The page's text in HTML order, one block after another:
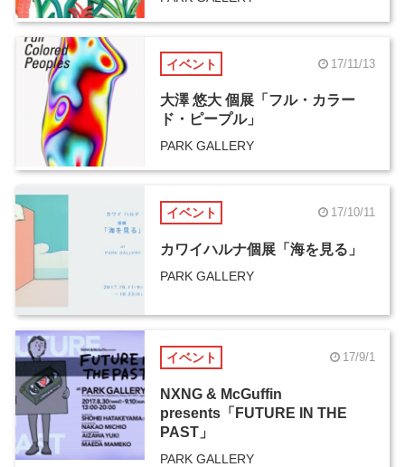
イベント 17/11/13
大澤 悠大 個展「フル・カラー
ド・ピープル」
PARK GALLERY
イベント 17/10/11
カワイハルナ個展「海を見る」
PARK GALLERY
イベント 17/9/1
NXNG & McGuffin
presents「FUTURE IN THE
PAST」
PARK GALLERY